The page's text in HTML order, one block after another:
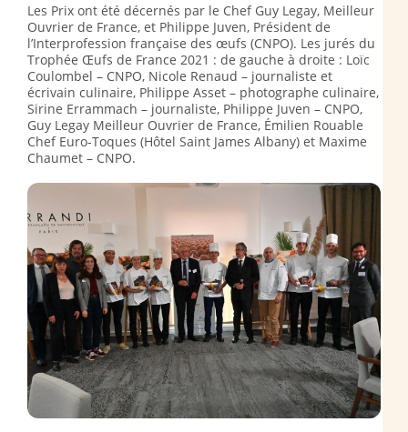
Les Prix ont été décernés par le Chef Guy Legay, Meilleur
Ouvrier de France, et Philippe Juven, Président de
l’Interprofession française des œufs (CNPO). Les jurés du
Trophée Œufs de France 2021 : de gauche à droite : Loïc
Coulombel – CNPO, Nicole Renaud – journaliste et
écrivain culinaire, Philippe Asset – photographe culinaire,
Sirine Errammach – journaliste, Philippe Juven – CNPO,
Guy Legay Meilleur Ouvrier de France, Émilien Rouable
Chef Euro-Toques (Hôtel Saint James Albany) et Maxime
Chaumet – CNPO.